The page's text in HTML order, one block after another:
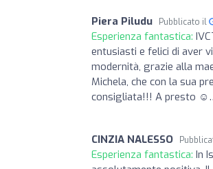
Piera Piludu Pubblicato il
Esperienza fantastica:
entusiasti e felici di aver
modernità, grazie alla
Michela, che con la sua
consigliata!!! A presto
CINZIA NALESSO
Esperienza fantastica: In